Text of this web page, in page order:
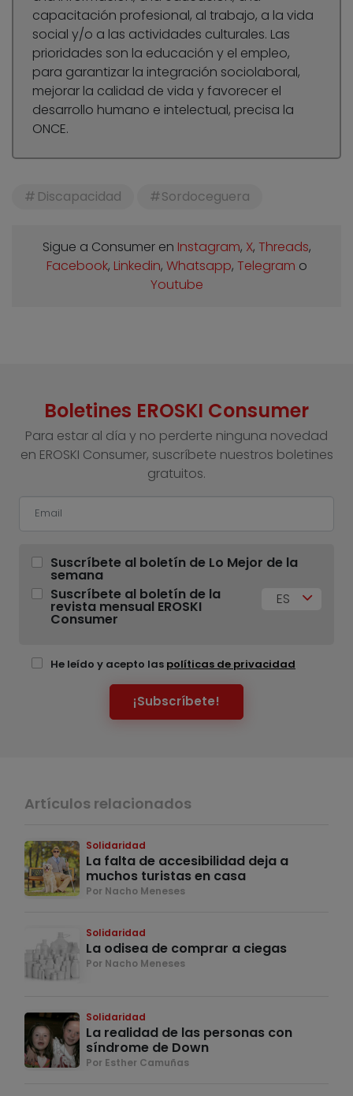
capacitación profesional, al trabajo, a la vida
social y/o a las actividades culturales. Las
prioridades son la educación y el empleo,
para garantizar la integración sociolaboral,
mejorar la calidad de vida y favorecer el
desarrollo humano e intelectual, precisa la
ONCE.
Discapacidad Sordoceguera
Sigue a Consumer en Instagram, X, Threads,
Facebook, Linkedin, Whatsapp, Telegram o
Youtube
Boletines EROSKI Consumer
Para estar al día y no perderte ninguna novedad
en EROSKI Consumer, suscríbete nuestros boletines
gratuitos.
Suscríbete al boletín de Lo Mejor de la
semana
Suscríbete al boletín de la
revista mensual EROSKI
Consumer
ES
He leído y acepto las políticas de privacidad
¡Subscríbete!
Artículos relacionados
Solidaridad
La falta de accesibilidad deja a
muchos turistas en casa
Por Nacho Meneses
Solidaridad
La odisea de comprar a ciegas
Por Nacho Meneses
Solidaridad
La realidad de las personas con
síndrome de Down
Por Esther Camuñas